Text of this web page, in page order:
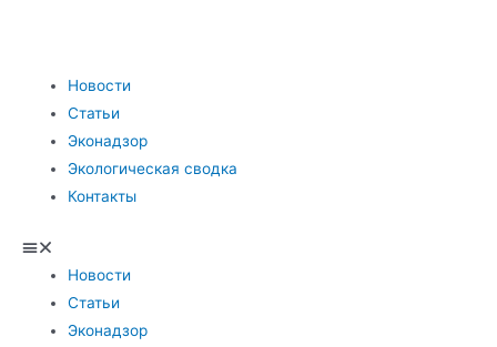
Новости
Статьи
Эконадзор
Экологическая сводка
Контакты
Новости
Статьи
Эконадзор